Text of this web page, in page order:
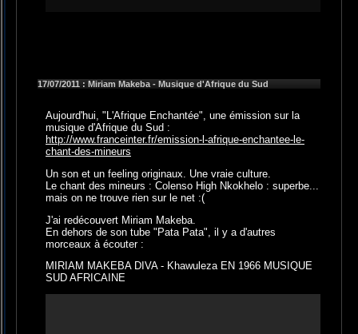
17/07/2011 : Miriam Makeba - Musique d'Afrique du Sud
Aujourd'hui, "L'Afrique Enchantée", une émission sur la
musique d'Afrique du Sud :
http://www.franceinter.fr/emission-l-afrique-enchantee-le-
chant-des-mineurs
Un son et un feeling originaux. Une vraie culture.
Le chant des mineurs : Colenso High Nkokhelo : superbe...
mais on ne trouve rien sur le net :(
J'ai redécouvert Miriam Makeba.
En dehors de son tube "Pata Pata", il y a d'autres
morceaux à écouter :
MIRIAM MAKEBA DIVA - Khawuleza EN 1966 MUSIQUE
SUD AFRICAINE